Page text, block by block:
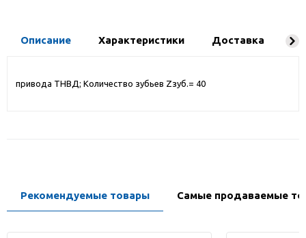
Описание Характеристики Доставка
привода ТНВД; Количество зубьев Zзуб.= 40
Рекомендуемые товары Самые продаваемые